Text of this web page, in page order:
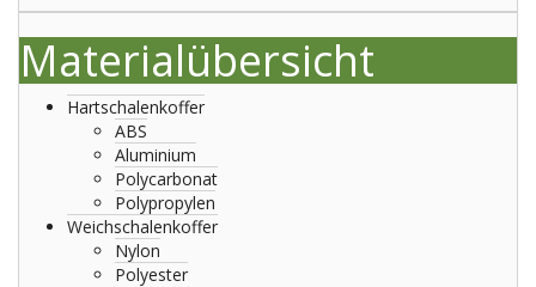
Materialübersicht
Hartschalenkoffer
ABS
Aluminium
Polycarbonat
Polypropylen
Weichschalenkoffer
Nylon
Polyester